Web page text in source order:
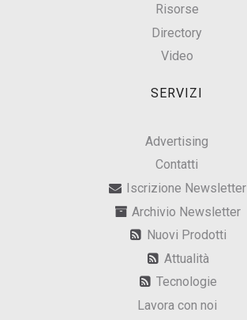
Risorse
Directory
Video
SERVIZI
Advertising
Contatti
Iscrizione Newsletter
Archivio Newsletter
Nuovi Prodotti
Attualità
Tecnologie
Lavora con noi